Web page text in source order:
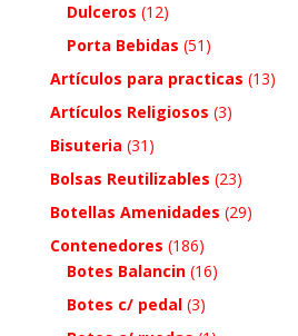
Dulceros (12)
Porta Bebidas (51)
Artículos para practicas (13)
Artículos Religiosos (3)
Bisuteria (31)
Bolsas Reutilizables (23)
Botellas Amenidades (29)
Contenedores (186)
Botes Balancin (16)
Botes c/ pedal (3)